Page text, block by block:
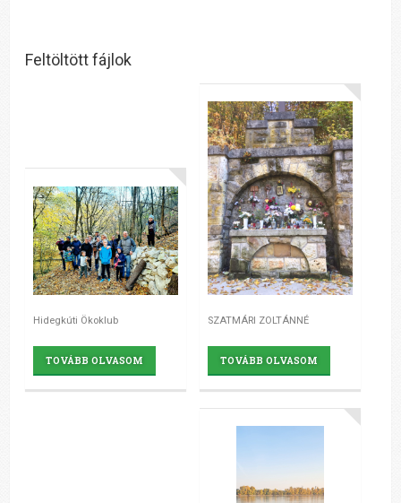
Feltöltött fájlok
Hidegkúti Ökoklub
TOVÁBB OLVASOM
SZATMÁRI ZOLTÁNNÉ
TOVÁBB OLVASOM